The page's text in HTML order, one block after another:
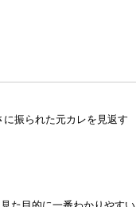
に振られた元カレを見返す